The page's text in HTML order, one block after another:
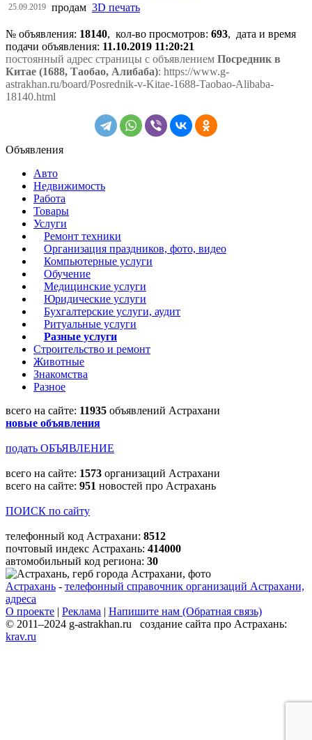
25.09.2019 продам 3D печать
№ объявления: 18140, кол-во просмотров: 693, дата и время
подачи объявления: 11.10.2019 11:20:21
постоянный адрес страницы с объявлением Посредник в
Китае (1688, Таобао, Алибаба): https://www.g-
astrakhan.ru/board/Posrednik-v-Kitae-1688-Taobao-Alibaba-
18140.html
Объявления
Авто
Недвижимость
Работа
Товары
Услуги
Ремонт техники
Организация праздников, фото, видео
Компьютерные услуги
Обучение
Медицинские услуги
Юридические услуги
Бухгалтерские услуги, аудит
Ритуальные услуги
Разные услуги
Строительство и ремонт
Животные
Знакомства
Разное
всего на сайте: 11935 объявлений Астрахани
новые объявления
подать ОБЪЯВЛЕНИЕ
всего на сайте: 1573 организаций Астрахани
всего на сайте: 951 новостей про Астрахань
ПОИСК по сайту
телефонный код Астрахани: 8512
почтовый индекс Астрахань: 414000
автомобильный код региона: 30
Астрахань - телефонный справочник организаций Астрахани,
адреса
О проекте | Реклама | Напишите нам (Обратная связь)
© 2011–2024 g-astrakhan.ru создание сайта про Астрахань:
krav.ru